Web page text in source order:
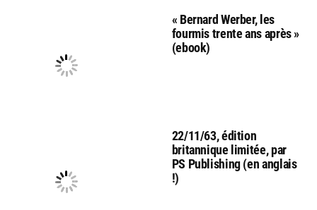
« Bernard Werber, les
fourmis trente ans après »
(ebook)
22/11/63, édition
britannique limitée, par
PS Publishing (en anglais
!)